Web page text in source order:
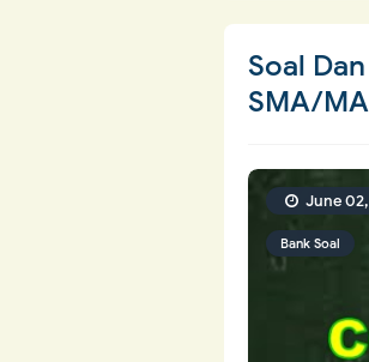
Soal
SMA/
Bank Soal
June